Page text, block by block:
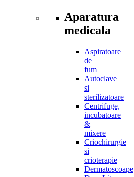
Aparatura
medicala
Aspiratoare
de
fum
Autoclave
si
sterilizatoare
Centrifuge,
incubatoare
&
mixere
Criochirurgie
si
crioterapie
Dermatoscoape